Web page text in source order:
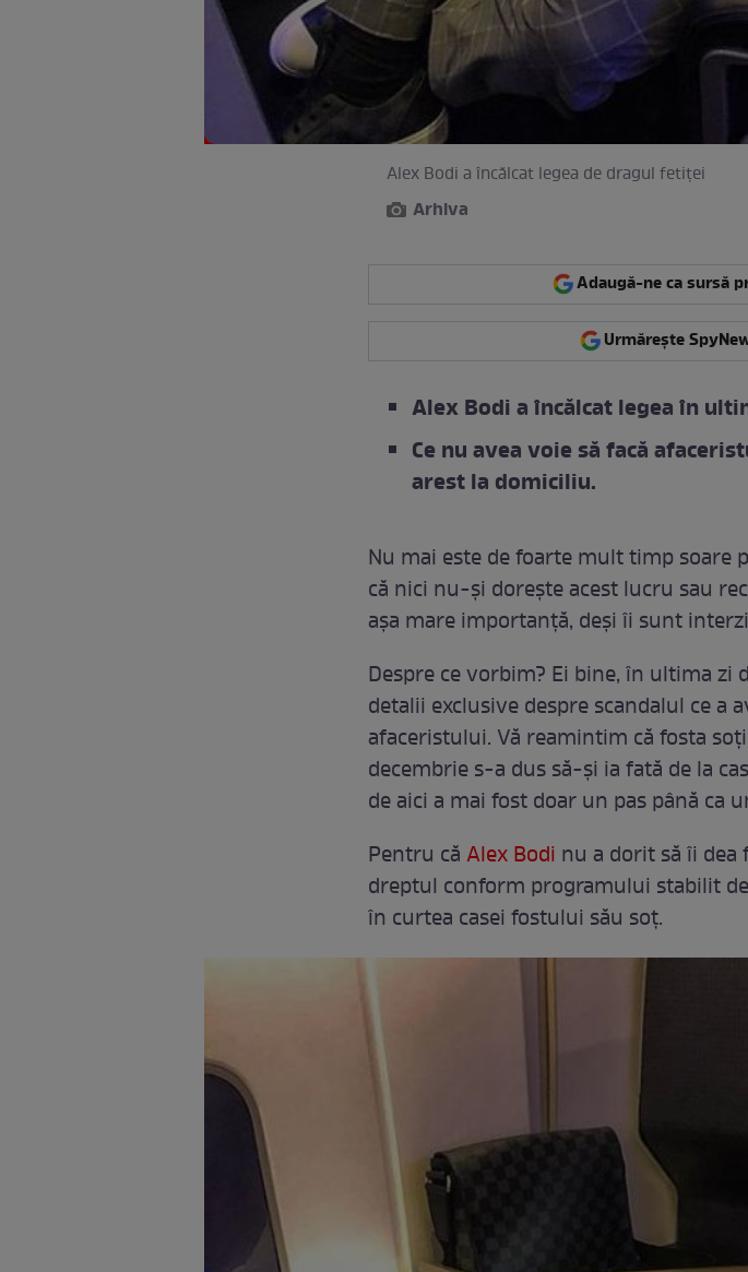
Alex Bodi a încălcat legea de dragul fetiței
Arhiva
Adaugă-ne ca sursă
Urmărește
Alex Bodi a încălcat legea în
Ce nu avea voie să facă
arest la domiciliu.
Nu mai este de foarte mult timp soare
că nici nu-și dorește acest lucru sau
așa mare importanță, deși îi sunt
Despre ce vorbim? Ei bine, în ultima
detalii exclusive despre scandalul ce a
afaceristului. Vă reamintim că fosta
decembrie s-a dus să-și ia fată de la
de aici a mai fost doar un pas până ca
Pentru că Alex Bodi nu a dorit să îi dea
dreptul conform programului stabilit
în curtea casei fostului său soț.